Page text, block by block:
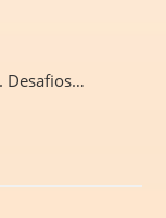
Desafios…